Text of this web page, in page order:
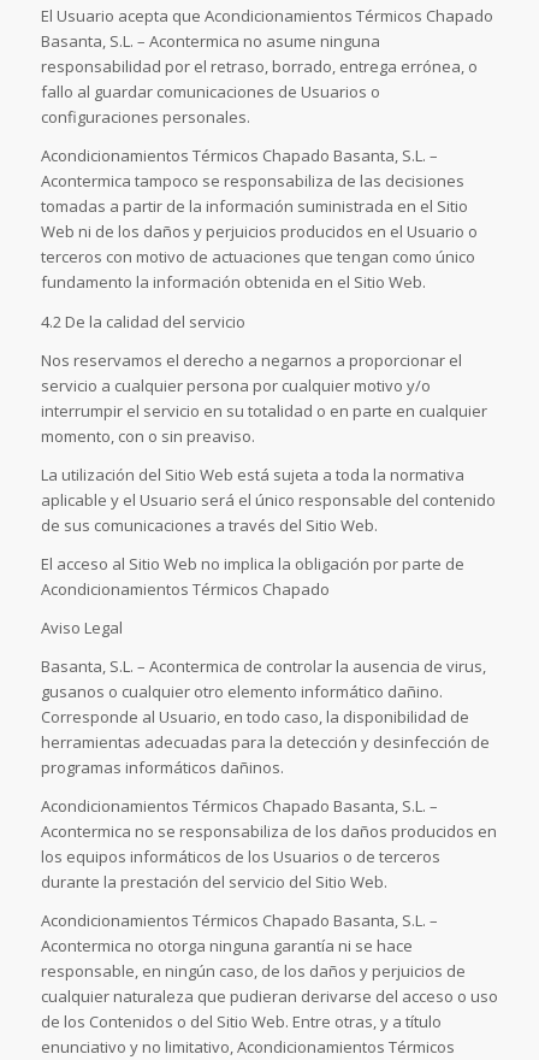
El Usuario acepta que Acondicionamientos Térmicos Chapado
Basanta, S.L. – Acontermica no asume ninguna
responsabilidad por el retraso, borrado, entrega errónea, o
fallo al guardar comunicaciones de Usuarios o
configuraciones personales.
Acondicionamientos Térmicos Chapado Basanta, S.L. –
Acontermica tampoco se responsabiliza de las decisiones
tomadas a partir de la información suministrada en el Sitio
Web ni de los daños y perjuicios producidos en el Usuario o
terceros con motivo de actuaciones que tengan como único
fundamento la información obtenida en el Sitio Web.
4.2 De la calidad del servicio
Nos reservamos el derecho a negarnos a proporcionar el
servicio a cualquier persona por cualquier motivo y/o
interrumpir el servicio en su totalidad o en parte en cualquier
momento, con o sin preaviso.
La utilización del Sitio Web está sujeta a toda la normativa
aplicable y el Usuario será el único responsable del contenido
de sus comunicaciones a través del Sitio Web.
El acceso al Sitio Web no implica la obligación por parte de
Acondicionamientos Térmicos Chapado
Aviso Legal
Basanta, S.L. – Acontermica de controlar la ausencia de virus,
gusanos o cualquier otro elemento informático dañino.
Corresponde al Usuario, en todo caso, la disponibilidad de
herramientas adecuadas para la detección y desinfección de
programas informáticos dañinos.
Acondicionamientos Térmicos Chapado Basanta, S.L. –
Acontermica no se responsabiliza de los daños producidos en
los equipos informáticos de los Usuarios o de terceros
durante la prestación del servicio del Sitio Web.
Acondicionamientos Térmicos Chapado Basanta, S.L. –
Acontermica no otorga ninguna garantía ni se hace
responsable, en ningún caso, de los daños y perjuicios de
cualquier naturaleza que pudieran derivarse del acceso o uso
de los Contenidos o del Sitio Web. Entre otras, y a título
enunciativo y no limitativo, Acondicionamientos Térmicos